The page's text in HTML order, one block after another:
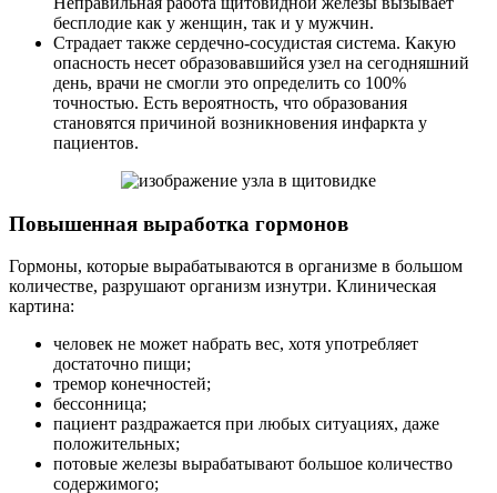
бесплодие как у женщин, так и у мужчин.
Страдает также сердечно-сосудистая система. Какую
опасность несет образовавшийся узел на сегодняшний
день, врачи не смогли это определить со 100%
точностью. Есть вероятность, что образования
становятся причиной возникновения инфаркта у
пациентов.
Повышенная выработка гормонов
Гормоны, которые вырабатываются в организме в большом
количестве, разрушают организм изнутри. Клиническая
картина:
человек не может набрать вес, хотя употребляет
достаточно пищи;
тремор конечностей;
бессонница;
пациент раздражается при любых ситуациях, даже
положительных;
потовые железы вырабатывают большое количество
содержимого;